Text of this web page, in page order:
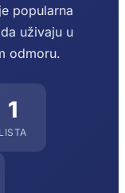
popularna
uživaju u
odmoru.
1
LISTA